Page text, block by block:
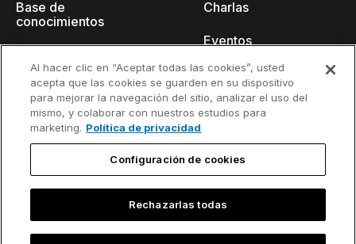
Base de
conocimientos
Tutoriales en vídeo
Centro de contenido
Seminarios web
Charlas
Eventos
Blog para
desarrolladores
Contacto
Política de
Información de contacto y aviso
Al hacer clic en “Aceptar todas las cookies”, usted
acepta que las cookies se guarden en su dispositivo
para mejorar la navegación del sitio, analizar el uso del
mismo, y colaborar con nuestros estudios para
marketing. Política de privacidad
Configuración de cookies
Rechazarlas todas